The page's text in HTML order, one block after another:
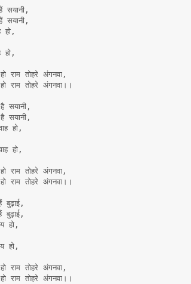
सयानी,
सयानी,
हो,
हो,
राम तोहरे अंगनवा,
राम तोहरे अंगनवा।।
सयानी,
सयानी,
हो,
हो,
राम तोहरे अंगनवा,
राम तोहरे अंगनवा।।
बुढ़ाई,
बुढ़ाई,
हो,
हो,
राम तोहरे अंगनवा,
राम तोहरे अंगनवा।।